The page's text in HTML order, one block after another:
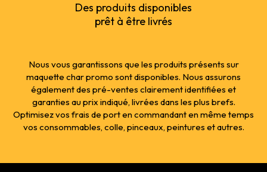
Des produits disponibles
prêt à être livrés
Nous vous garantissons que les produits présents sur
maquette char promo sont disponibles. Nous assurons
également des pré-ventes clairement identifiées et
garanties au prix indiqué, livrées dans les plus brefs.
Optimisez vos frais de port en commandant en même temps
vos consommables, colle, pinceaux, peintures et autres.